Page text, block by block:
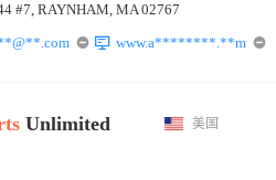
#7, RAYNHAM, MA 02767
www.a********.**m
Unlimited 美国